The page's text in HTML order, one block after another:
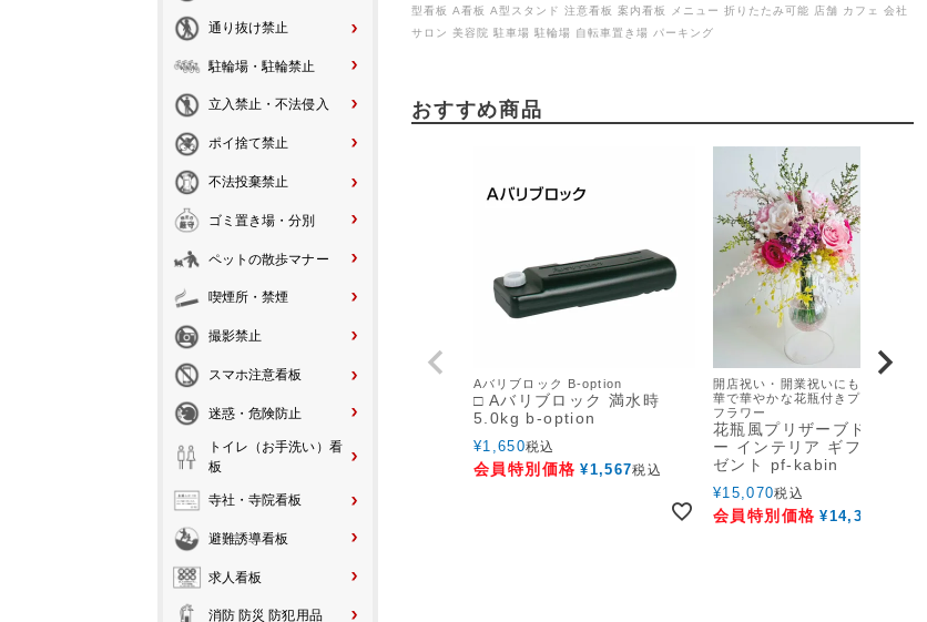
通り抜け禁止
駐輪場・駐輪禁止
立入禁止・不法侵入
ポイ捨て禁止
不法投棄禁止
ゴミ置き場・分別
ペットの散歩マナー
喫煙所・禁煙
撮影禁止
スマホ注意看板
迷惑・危険防止
トイレ（お手洗い）看
板
寺社・寺院看板
避難誘導看板
求人看板
消防 防災 防犯用品
型看板 A看板 A型スタンド 注意看板 案内看板 メニュー 折りたたみ可能 店舗 カフェ 会社
サロン 美容院 駐車場 駐輪場 自転車置き場 パーキング
おすすめ商品
Aバリブロック B-option
□ Aバリブロック 満水時
5.0kg b-option
¥1,650税込
会員特別価格 ¥1,567税込
開店祝い・開業祝いにもオススメ 豪
華で華やかな花瓶付きプリザーブド
フラワー
花瓶風プリザーブドフラワ
ー インテリア ギフト プレ
ゼント pf-kabin
¥15,070税込
会員特別価格 ¥14,316